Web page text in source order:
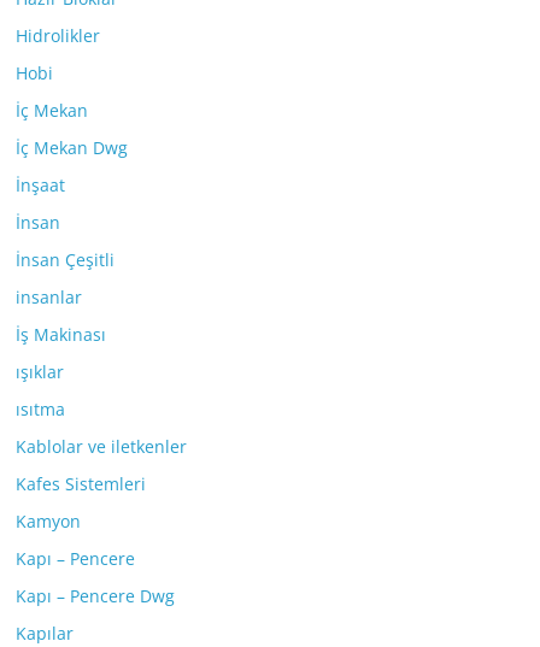
Hidrolikler
Hobi
İç Mekan
İç Mekan Dwg
İnşaat
İnsan
İnsan Çeşitli
insanlar
İş Makinası
ışıklar
ısıtma
Kablolar ve iletkenler
Kafes Sistemleri
Kamyon
Kapı – Pencere
Kapı – Pencere Dwg
Kapılar